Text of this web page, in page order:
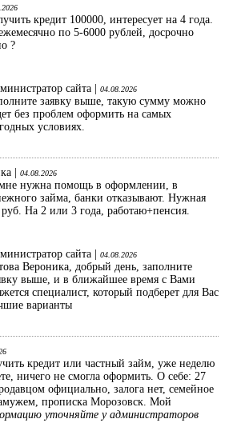
кредит 100000, интересует на 4 года.
по 5-6000 рублей, досрочно
?
сайта |
04.08.2026
заявку выше, такую сумму можно
без проблем оформить на самых
условиях.
| 04.08.2026
нужна помощь в оформлении, в
займа, банки отказывают. Нужная
На 2 или 3 года, работаю+пенсия.
сайта |
04.08.2026
Вероника, добрый день, заполните
выше, и в ближайшее время с Вами
специалист, который подберет для Вас
варианты
кредит или частный займ, уже неделю
ничего не смогла оформить. О себе: 27
официально, залога нет, семейное
прописка Морозовск. Мой
уточняйте у администраторов